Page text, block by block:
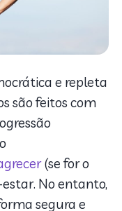
e repleta
são feitos com
(se for o
No entanto,
segura e